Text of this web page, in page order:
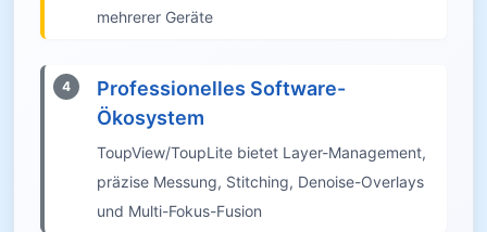
mehrerer Geräte
4
Professionelles Software-
Ökosystem
ToupView/ToupLite bietet Layer-Management,
präzise Messung, Stitching, Denoise-Overlays
und Multi-Fokus-Fusion